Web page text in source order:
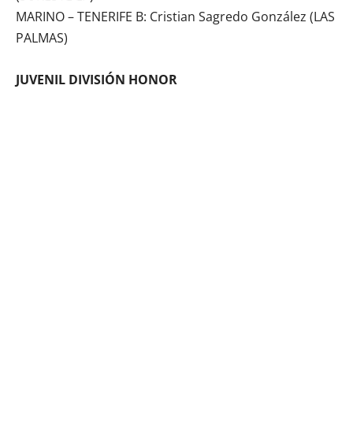
MARINO – TENERIFE B: Cristian Sagredo González (LAS
PALMAS)
JUVENIL DIVISIÓN HONOR